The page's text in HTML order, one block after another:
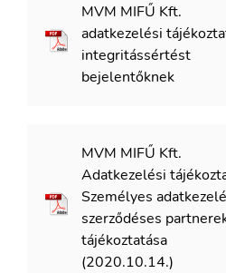
MVM MIFŰ Kft.
adatkezelési
integritássértést
bejelentőknek
MVM MIFŰ Kft.
Adatkezelési
Személyes
szerződéses
tájékoztatása
(2020.10.14.)